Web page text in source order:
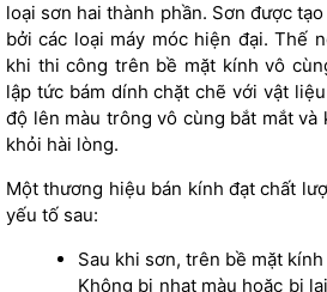
loại sơn hai thành phần. Sơn được
bởi các loại máy móc hiện đại. Thế
khi thi công trên bề mặt kính vô
lập tức bám dính chặt chẽ với vật
độ lên màu trông vô cùng bắt mắt và
khỏi hài lòng.
Một thương hiệu bán kính đạt chất
yếu tố sau:
Sau khi sơn, trên bề mặt
Không bị nhạt màu hoặc bị